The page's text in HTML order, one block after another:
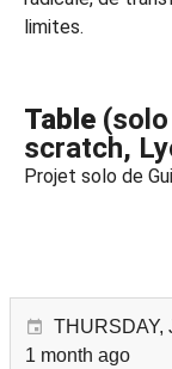
limites.
Table
scratch,
Projet solo de
THURSDAY,
1 month ago